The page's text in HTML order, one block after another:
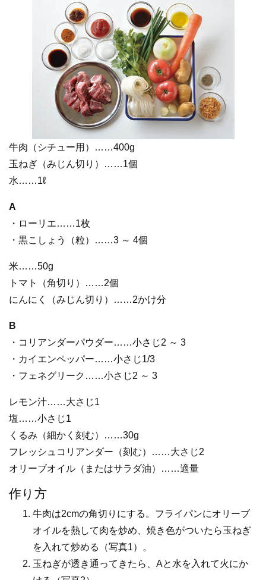
牛肉（シチュー用）……400g
玉ねぎ（みじん切り）……1個
水……1ℓ
A
・ローリエ……1枚
・黒こしょう（粒）……3 ～ 4個
米……50g
トマト（角切り）……2個
にんにく（みじん切り）……2かけ分
B
・コリアンダーパウダー……小さじ2 ～ 3
・カイエンペッパー……小さじ1/3
・フェネグリーク……小さじ2 ～ 3
レモン汁……大さじ1
塩……小さじ1
くるみ（細かく刻む）……30g
フレッシュコリアンダー（刻む）……大さじ2
オリーブオイル（またはサラダ油）……適量
作り方
牛肉は2cmの角切りにする。フライパンにオリーブ
オイルを熱して肉を炒め、焼き色がついたら玉ねぎ
を入れて炒める（写真1）。
玉ねぎが透き通ってきたら、Aと水を入れて火にか